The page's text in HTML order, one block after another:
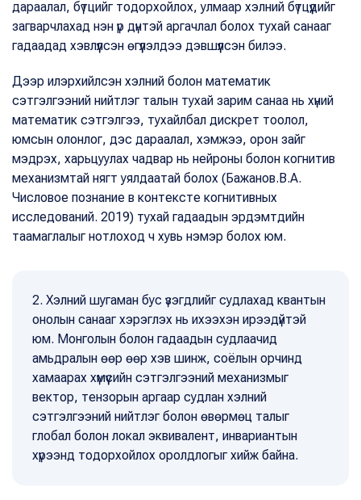
дараалал, бүтцийг тодорхойлох, улмаар хэлний бүтцүүдийг
загварчлахад нэн үр дүнтэй аргачлал болох тухай санааг
гадаадад хэвлүүлсэн өгүүлэлдээ дэвшүүлсэн билээ.
Дээр илэрхийлсэн хэлний болон математик
сэтгэлгээний нийтлэг талын тухай зарим санаа нь хүний
математик сэтгэлгээ, тухайлбал дискрет тоолол,
юмсын олонлог, дэс дараалал, хэмжээ, орон зайг
мэдрэх, харьцуулах чадвар нь нейроны болон когнитив
механизмтай нягт уялдаатай болох (Бажанов.В.А.
Числовое познание в контексте когнитивных
исследований. 2019) тухай гадаадын эрдэмтдийн
таамаглалыг нотлоход ч хувь нэмэр болох юм.
2. Хэлний шугаман бус үзэгдлийг судлахад квантын
онолын санааг хэрэглэх нь ихээхэн ирээдүйтэй
юм. Монголын болон гадаадын судлаачид
амьдралын өөр өөр хэв шинж, соёлын орчинд
хамаарах хүмүүсийн сэтгэлгээний механизмыг
вектор, тензорын аргаар судлан хэлний
сэтгэлгээний нийтлэг болон өвөрмөц талыг
глобал болон локал эквивалент, инвариантын
хүрээнд тодорхойлох оролдлогыг хийж байна.